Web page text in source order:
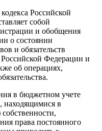
Российской
собой
и обобщения
о состоянии
и обязательств
Федерации и
об операциях,
в бюджетном учете
находящимися в
права постоянного